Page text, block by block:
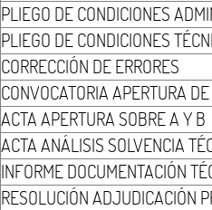
PLIEGO DE CONDICIONES
PLIEGO DE CONDICIONES
CORRECCIÓN DE ERRORES
CONVOCATORIA APERTURA
ACTA APERTURA SOBRE A Y B
ACTA ANÁLISIS SOLVENCIA
INFORME DOCUMENTACIÓN
RESOLUCIÓN ADJUDICACIÓN